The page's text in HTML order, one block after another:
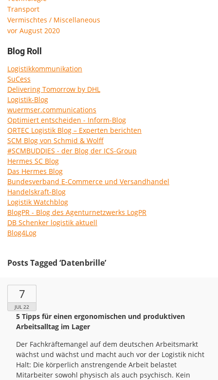
Transport
Vermischtes / Miscellaneous
vor August 2020
Blog Roll
Logistikkommunikation
SuCess
Delivering Tomorrow by DHL
Logistik-Blog
wuermser.communications
Optimiert entscheiden - Inform-Blog
ORTEC Logistik Blog – Experten berichten
SCM Blog von Schmid & Wolff
#SCMBUDDIES - der Blog der ICS-Group
Hermes SC Blog
Das Hermes Blog
Bundesverband E-Commerce und Versandhandel
Handelskraft-Blog
Logistik Watchblog
BlogPR - Blog des Agenturnetzwerks LogPR
DB Schenker logistik aktuell
Blog4Log
Posts Tagged ‘Datenbrille’
7
JUL 22
5 Tipps für einen ergonomischen und produktiven
Arbeitsalltag im Lager
Der Fachkräftemangel auf dem deutschen Arbeitsmarkt
wächst und wächst und macht auch vor der Logistik nicht
Halt: Die körperlich anstrengende Arbeit belastet
Mitarbeiter sowohl physisch als auch psychisch. Kein